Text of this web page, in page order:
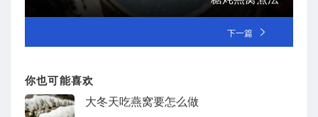
下一篇
你也可能喜欢
大冬天吃燕窝要怎么做